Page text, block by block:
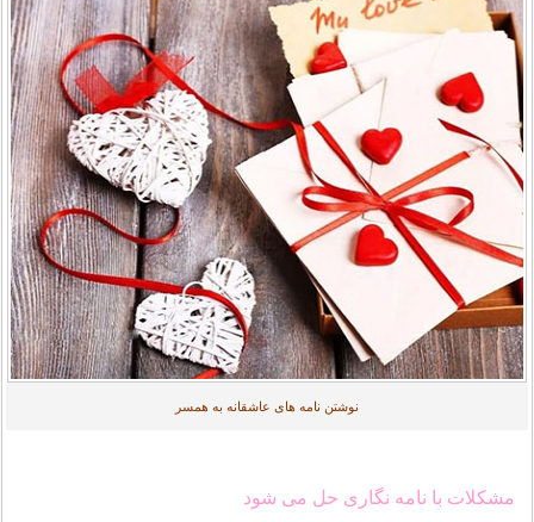
نوشتن نامه های عاشقانه به همسر
مشکلات با نامه نگاری حل می شود